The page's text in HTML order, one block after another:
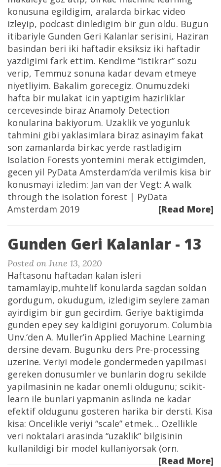
konusuna egildigim, aralarda birkac video
izleyip, podcast dinledigim bir gun oldu. Bugun
itibariyle Gunden Geri Kalanlar serisini, Haziran
basindan beri iki haftadir eksiksiz iki haftadir
yazdigimi fark ettim. Kendime “istikrar” sozu
verip, Temmuz sonuna kadar devam etmeye
niyetliyim. Bakalim gorecegiz. Onumuzdeki
hafta bir mulakat icin yaptigim hazirliklar
cercevesinde biraz Anamoly Detection
konularina bakiyorum. Uzaklik ve yogunluk
tahmini gibi yaklasimlara biraz asinayim fakat
son zamanlarda birkac yerde rastladigim
Isolation Forests yontemini merak ettigimden,
gecen yil PyData Amsterdam’da verilmis kisa bir
konusmayi izledim: Jan van der Vegt: A walk
through the isolation forest | PyData
Amsterdam 2019
[Read More]
Gunden Geri Kalanlar - 13
Posted on June 13, 2020
Haftasonu haftadan kalan isleri
tamamlayip,muhtelif konularda sagdan soldan
gordugum, okudugum, izledigim seylere zaman
ayirdigim bir gun gecirdim. Geriye baktigimda
gunden epey sey kaldigini goruyorum. Columbia
Unv.‘den A. Muller’in Applied Machine Learning
dersine devam. Bugunku ders Pre-processing
uzerine. Veriyi modele gondermeden yapilmasi
gereken donusumler ve bunlarin dogru sekilde
yapilmasinin ne kadar onemli oldugunu; scikit-
learn ile bunlari yapmanin aslinda ne kadar
efektif oldugunu gosteren harika bir dersti. Kisa
kisa: Oncelikle veriyi “scale” etmek… Ozellikle
veri noktalari arasinda “uzaklik” bilgisinin
kullanildigi bir model kullaniyorsak (orn.
[Read More]